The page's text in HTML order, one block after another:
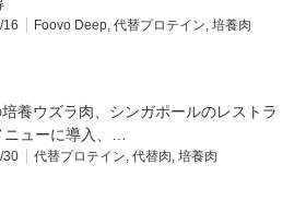
16 Foovo Deep 代替プロテイン 培養肉
養ウズラ肉、シンガポールのレストラ
ニューに導入、…
30 代替プロテイン 代替肉 培養肉